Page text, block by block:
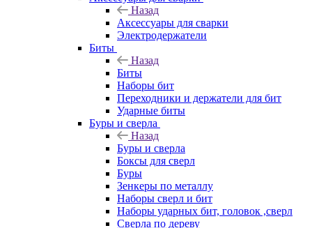
Назад
Аксессуары для сварки
Электродержатели
Биты
Назад
Биты
Наборы бит
Переходники и держатели для бит
Ударные биты
Буры и сверла
Назад
Буры и сверла
Боксы для сверл
Буры
Зенкеры по металлу
Наборы сверл и бит
Наборы ударных бит, головок ,сверл
Сверла по дереву